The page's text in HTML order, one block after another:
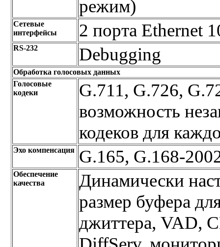
режим)
Сетевые
интерфейсы
2 порта Ethernet
RS-232 Debugging
Обработка голосовых данных
Голосовые
кодеки
G.711, G.726,
возможность
кодеков для
Эхо компенсация G.165, G.168-
Обеспечение
качества
Динамически
размер буфера
джиттера, VAD,